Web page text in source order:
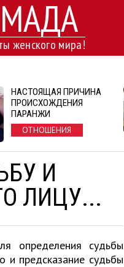
женского мира!
НАСТОЯЩАЯ ПРИЧИНА
ПРОИСХОЖДЕНИЯ
ПАРАНЖИ
ОТНОШЕНИЯ
И
ЛИЦУ...
определения судьбы
и предсказание судьбы